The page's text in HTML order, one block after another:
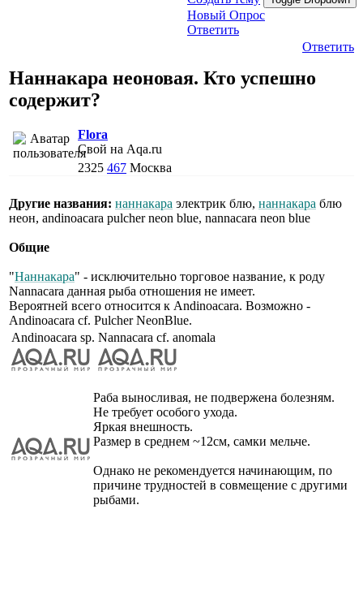
Новый Опрос
Ответить
Ответить
Наннакара неоновая. Кто успешно
содержит?
Flora
Свой на Aqa.ru
2325 467 Москва
Другие названия: наннакара электрик блю, наннакара блю
неон, andinoacara pulcher neon blue, nannacara neon blue
Общие
"Наннакара" - исключительно торговое название, к роду
Nannacara данная рыба отношения не имеет.
Вероятней всего относится к Andinoacara. Возможно -
Andinoacara cf. Pulcher NeonBlue.
Andinoacara sp. Nannacara cf. anomala
Раба выносливая, не подвержена болезням.
Не требует особого ухода.
Яркая внешность.
Размер в среднем ~12см, самки мельче.
Однако не рекомендуется начинающим, по
причине трудностей в совмещение с другими
рыбами.